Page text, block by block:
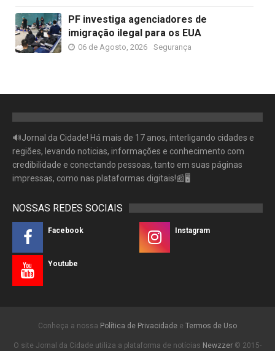
PF investiga agenciadores de
imigração ilegal para os EUA
06 de Agosto, 2026 Segurança
🔊Jornal da Cidade! Há mais de 17 anos, interligando cidades e
regiões, levando noticias, informações e conhecimento com
credibilidade e conectando pessoas, tanto em suas páginas
impressas, como nas plataformas digitais!📰🖥
NOSSAS REDES SOCIAIS
Facebook Instagram
Youtube
Conheça a nossa Política de Privacidade e Termos de Uso
O site Jornal da Cidade utiliza a plataforma de notícias Newzzer © 2015-